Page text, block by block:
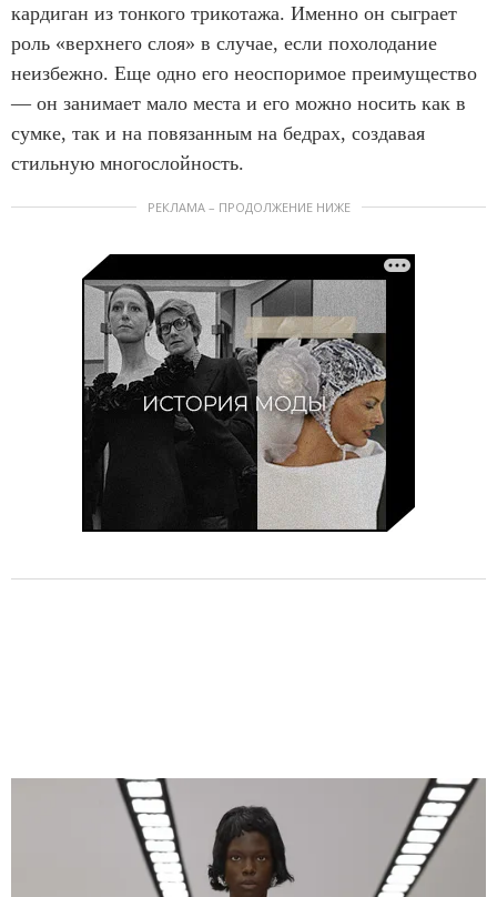
кардиган из тонкого трикотажа. Именно он сыграет
роль «верхнего слоя» в случае, если похолодание
неизбежно. Еще одно его неоспоримое преимущество
— он занимает мало места и его можно носить как в
сумке, так и на повязанным на бедрах, создавая
стильную многослойность.
РЕКЛАМА – ПРОДОЛЖЕНИЕ НИЖЕ